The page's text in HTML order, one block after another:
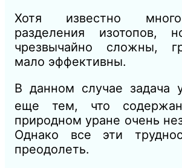
Хотя известно
разделения изотопов,
чрезвычайно сложны,
мало эффективны.
В данном случае задача
еще тем, что
природном уране очень
Однако все эти
преодолеть.